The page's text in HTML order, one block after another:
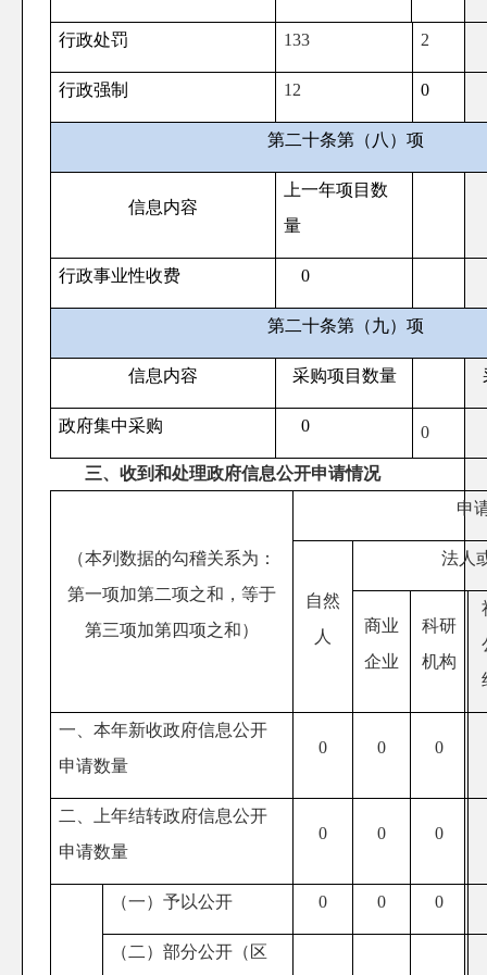
行政处罚 133 2
行政强制 12 0
第二十条第（八）项
信息内容
上一年项目数
量
行政事业性收费 0
第二十条第（九）项
信息内容 采购项目数量
政府集中采购 0 0
三、收到和处理政府信息公开申请情况
（本列数据的勾稽关系为：
第一项加第二项之和，等于
第三项加第四项之和）
申
自然
人
法人
商业
企业
科研
机构
一、本年新收政府信息公开
申请数量
0 0 0
二、上年结转政府信息公开
申请数量
0 0 0
（一）予以公开 0 0 0
（二）部分公开（区